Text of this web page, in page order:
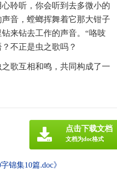
聆听，你会听到去多微小的
音，螳螂挥舞着它那大钳子
来钻去工作的声音。“咯吱
不正是虫之歌吗？
歌互相和鸣，共同构成了一
锦集10篇.doc》
点击下载文档
文档为doc格式